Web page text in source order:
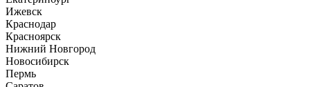
Ижевск
Краснодар
Красноярск
Нижний Новгород
Новосибирск
Пермь